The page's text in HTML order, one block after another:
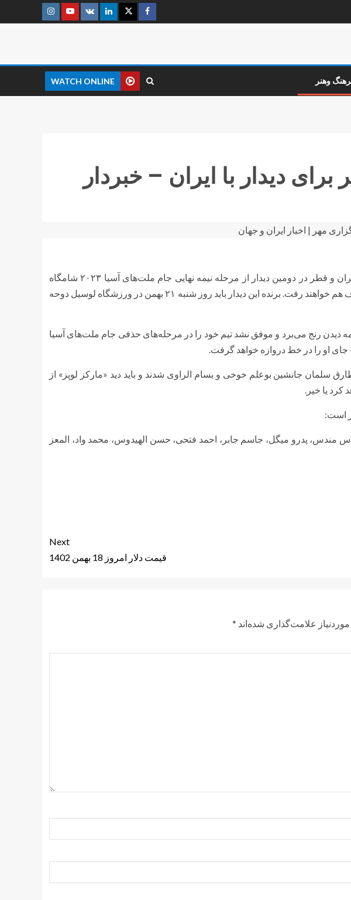
وهنر WATCH ONLINE
دیدار با ایران – خبردار
به نقل از خبرنگار مهر، تیم‌های ملی فوتبال ایران و قطر در دومین دیدار از مرحله نیمه نهایی جام ملت‌های آسیا ۲۰۲۳ شامگاه
چهارشنبه ۱۸ بهمن و از ساعت ۱۸:۳۰ به مصاف هم خواهند رفت. برنده این دیدار باید روز شنبه ۲۱ بهمن در ورزشگاه لوسیل دوحه
دیدن رنج می‌برد و موفق نشد تیم خود را در مرحله‌های حذفی جام ملت‌های آسیا
جای او را در خط دروازه خواهد گرفت.
سلمان جانشین بوعلم خوخی و بسام الراوی شدند و باید دید «مارکز لوپز» از
کرد یا خیر.
است:
مندس، پدرو میگل، جاسم جابر، احمد فتحی، حسن الهیدوس، محمد واد، المعز
Next
قیمت دلار امروز 18 بهمن 1402
علامت‌گذاری شده‌اند *